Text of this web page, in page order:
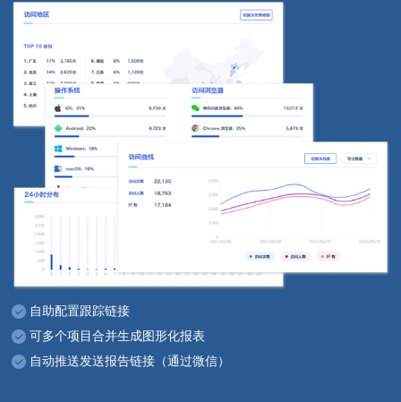
自助配置跟踪链接
可多个项目合并生成图形化报表
自动推送发送报告链接（通过微信）